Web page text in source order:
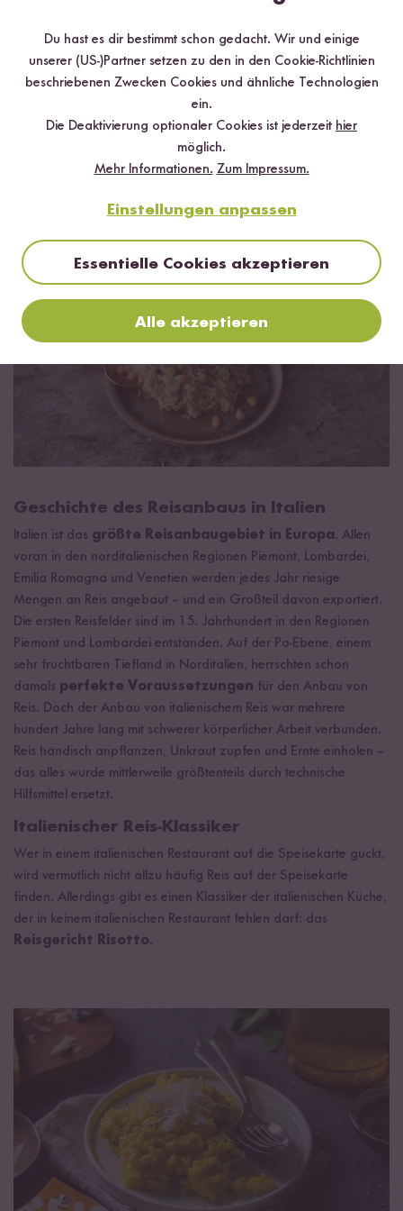
Bio Reis Pops 250 g
5,59 €¹ 22,36 € / kg
Bio Reisflocken350 g
4,79 € ¹
Alles über italienischen Reis
Was macht den italienischen Reis so besonders?
Geschichte des Reisanbaus in Italien
Italien ist das größte Reisanbaugebiet in Europa. Allen
voran in den norditalienischen Regionen Piemont, Lombardei,
Emilia Romagna und Venetien werden jedes Jahr riesige
Mengen an Reis angebaut – und ein Großteil davon exportiert.
Die ersten Reisfelder sind im 15. Jahrhundert in den Regionen
Piemont und Lombardei entstanden. Auf der Po-Ebene, einem
sehr fruchtbaren Tiefland in Norditalien, herrschten schon
damals perfekte Voraussetzungen für den Anbau von
Reis. Doch der Anbau von italienischem Reis war mehrere
hundert Jahre lang mit schwerer körperlicher Arbeit verbunden.
Reis händisch anpflanzen, Unkraut zupfen und Ernte einholen –
das alles wurde mittlerweile größtenteils durch technische
Hilfsmittel ersetzt.
Italienischer Reis-Klassiker
Wer in einem italienischen Restaurant auf die Speisekarte guckt,
wird vermutlich nicht allzu häufig Reis auf der Speisekarte
finden. Allerdings gibt es einen Klassiker der italienischen Küche,
der in keinem italienischen Restaurant fehlen darf: das
Reisgericht Risotto.
Du hast es dir bestimmt schon gedacht. Wir und einige
unserer (US-)Partner setzen zu den in den Cookie-Richtlinien
beschriebenen Zwecken Cookies und ähnliche Technologien
ein.
Die Deaktivierung optionaler Cookies ist jederzeit hier
möglich.
Mehr Informationen. Zum Impressum.
Einstellungen anpassen
Essentielle Cookies akzeptieren
Alle akzeptieren